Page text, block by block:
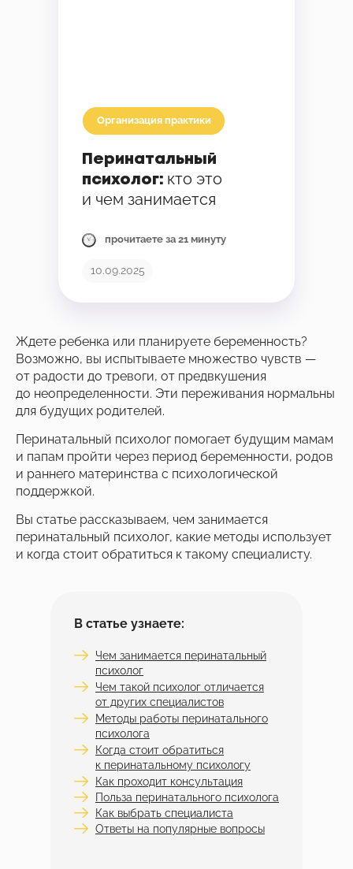
Организация практики
прочитаете за 21 минуту
Перинатальный
психолог: кто это
и чем занимается
10.09.2025
Ждете ребенка или планируете беременность?
Возможно, вы испытываете множество чувств —
от радости до тревоги, от предвкушения
до неопределенности. Эти переживания нормальны
для будущих родителей.
Перинатальный психолог помогает будущим мамам
и папам пройти через период беременности, родов
и раннего материнства с психологической
поддержкой.
Вы статье рассказываем, чем занимается
перинатальный психолог, какие методы использует
и когда стоит обратиться к такому специалисту.
В статье узнаете:
Чем занимается перинатальный
психолог
Чем такой психолог отличается
от других специалистов
Методы работы перинатального
психолога
Когда стоит обратиться
к перинатальному психологу
Как проходит консультация
Польза перинатального психолога
Как выбрать специалиста
Ответы на популярные вопросы